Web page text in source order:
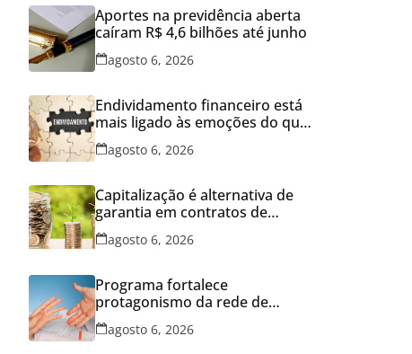
Aportes na previdência aberta
caíram R$ 4,6 bilhões até junho
agosto 6, 2026
Endividamento financeiro está
mais ligado às emoções do que
à falta de conhecimento
agosto 6, 2026
Capitalização é alternativa de
garantia em contratos de
aluguel
agosto 6, 2026
Programa fortalece
protagonismo da rede de
franquias
agosto 6, 2026